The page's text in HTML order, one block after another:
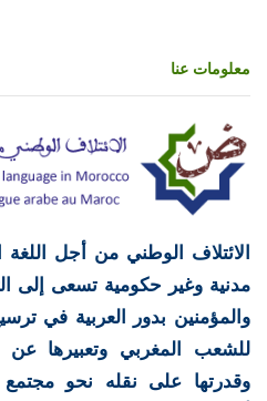
معلومات عنا
الائتلاف الوطني من أجل اللغة
مدنية وغير حكومية تسعى إلى
والمؤمنين بدور العربية في
للشعب المغربي وتعبيرها عن
وقدرتها على نقله نحو